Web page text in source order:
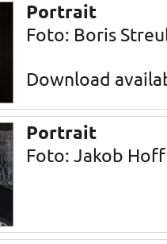
Portrait
Foto: Boris
Download
Portrait
Foto: Jakob Hoff